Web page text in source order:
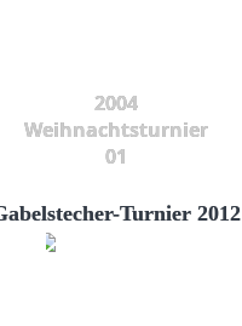
2004
Weihnachtsturnier
01
Turnier 2012